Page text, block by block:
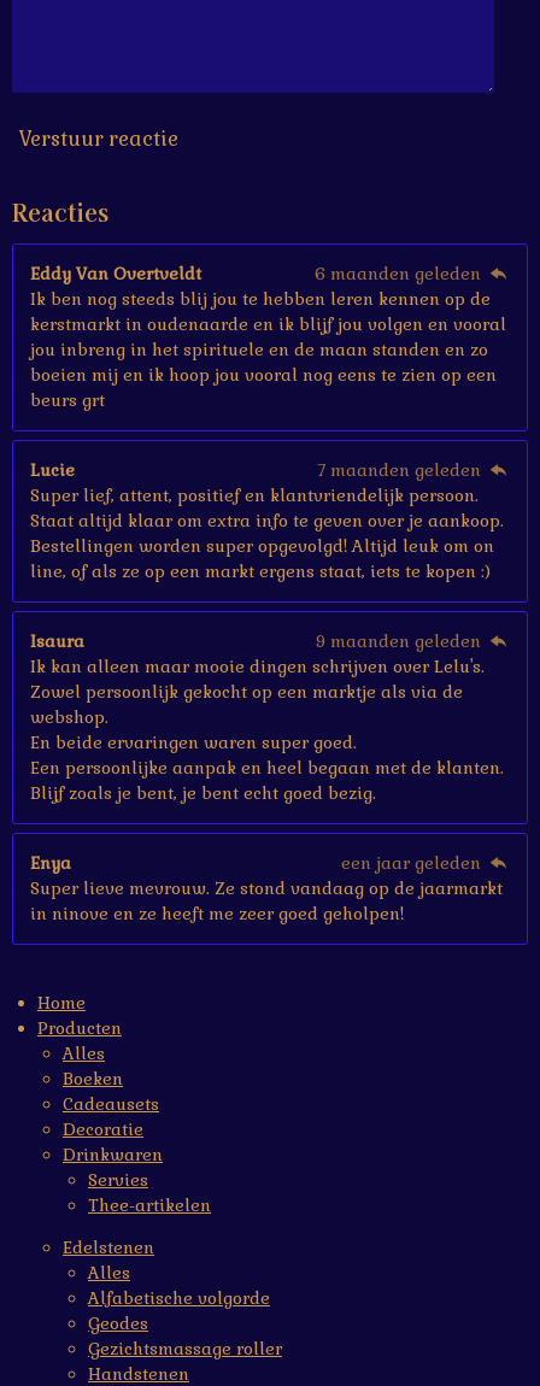
s
r
r
Verstuur reactie
Reacties
Eddy Van Overtveldt
6 maanden geleden
Ik ben nog steeds blij jou te hebben leren kennen op de
kerstmarkt in oudenaarde en ik blijf jou volgen en vooral
jou inbreng in het spirituele en de maan standen en zo
boeien mij en ik hoop jou vooral nog eens te zien op een
beurs grt
Lucie
7 maanden geleden
Super lief, attent, positief en klantvriendelijk persoon.
Staat altijd klaar om extra info te geven over je aankoop.
Bestellingen worden super opgevolgd! Altijd leuk om on
line, of als ze op een markt ergens staat, iets te kopen :)
Isaura
9 maanden geleden
Ik kan alleen maar mooie dingen schrijven over Lelu's.
Zowel persoonlijk gekocht op een marktje als via de
webshop.
En beide ervaringen waren super goed.
Een persoonlijke aanpak en heel begaan met de klanten.
Blijf zoals je bent, je bent echt goed bezig.
Enya
een jaar geleden
Super lieve mevrouw. Ze stond vandaag op de jaarmarkt
in ninove en ze heeft me zeer goed geholpen!
Home
Producten
Alles
Boeken
Cadeausets
Decoratie
Drinkwaren
Servies
Thee-artikelen
Edelstenen
Alles
Alfabetische volgorde
Geodes
Gezichtsmassage roller
Handstenen